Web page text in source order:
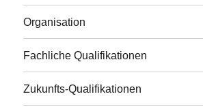
Organisation
Fachliche Qualifikationen
Zukunfts-Qualifikationen